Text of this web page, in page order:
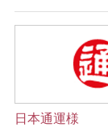
日本通運様